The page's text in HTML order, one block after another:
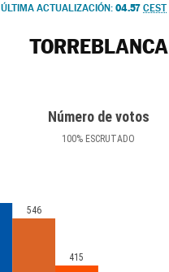
ÚLTIMA ACTUALIZACIÓN: 04.57 CEST
TORREBLANCA
Número de votos
100% ESCRUTADO
546
415